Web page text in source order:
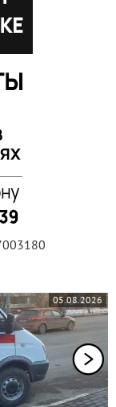
05.08.2026